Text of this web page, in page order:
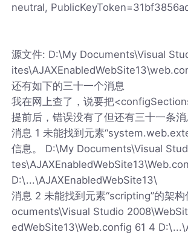
neutral,
源文件: D:\My Documents\Visual
还有如下的三十一个消息
我在网上查了，说要把
提前后，错误没有了但还有三十一条消
消息 1 未能找到元素
信息。 D:\My Documents\Visual
D:\...\AJAXEnabledWebSite13\
消息 2 未能找到元素“scripting”的架
ocuments\Visual Studio
edWebSite13\Web.config 61 4